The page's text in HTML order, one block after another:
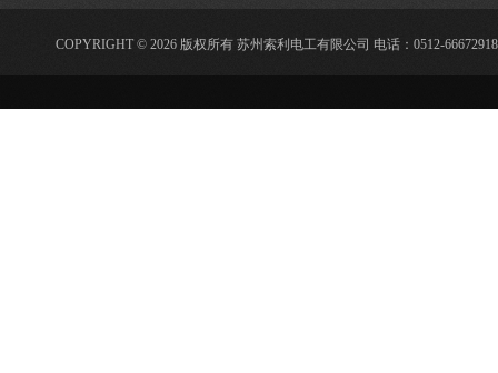
COPYRIGHT © 2026 版权所有 苏州索利电工有限公司 电话：0512-